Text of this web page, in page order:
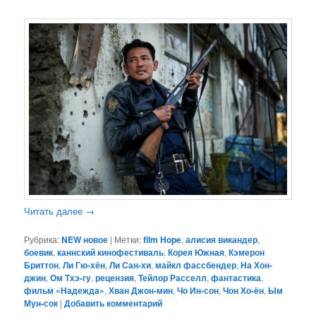
Читать далее →
Рубрика:NEW новое | Метки:film Hope,алисия викандер,
боевик,каннский кинофестиваль,Корея Южная,Кэмерон
Бриттон,Ли Гю-хён,Ли Сан-хи,майкл фассбендер,На Хон-
джин,Ом Тхэ-гу,рецензия,Тейлор Расселл,фантастика,
фильм «Надежда»,Хван Джон-мин,Чо Ин-сон,Чон Хо-ён,Ым
Мун-сок |Добавить комментарий